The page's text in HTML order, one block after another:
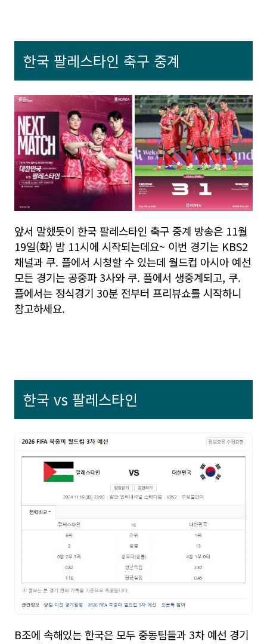
한국 팔레스타인 축구 중계
앞서 말했듯이 한국 팔레스타인 축구 중계 방송은 11월
19일(화) 밤 11시에 시작되는데요~ 이번 경기는 KBS2
채널과 쿠. 플에서 시청할 수 있는데 월드컵 아시아 예선
모든 경기는 공중파 3사와 쿠. 플에서 생중계되고, 쿠.
플에서는 정식경기 30분 전부터 프리뷰쇼를 시작하니
참고하세요.
한국 vs 팔레스타인
B조에 속해있는 한국은 모두 중동팀들과 3차 예선 경기